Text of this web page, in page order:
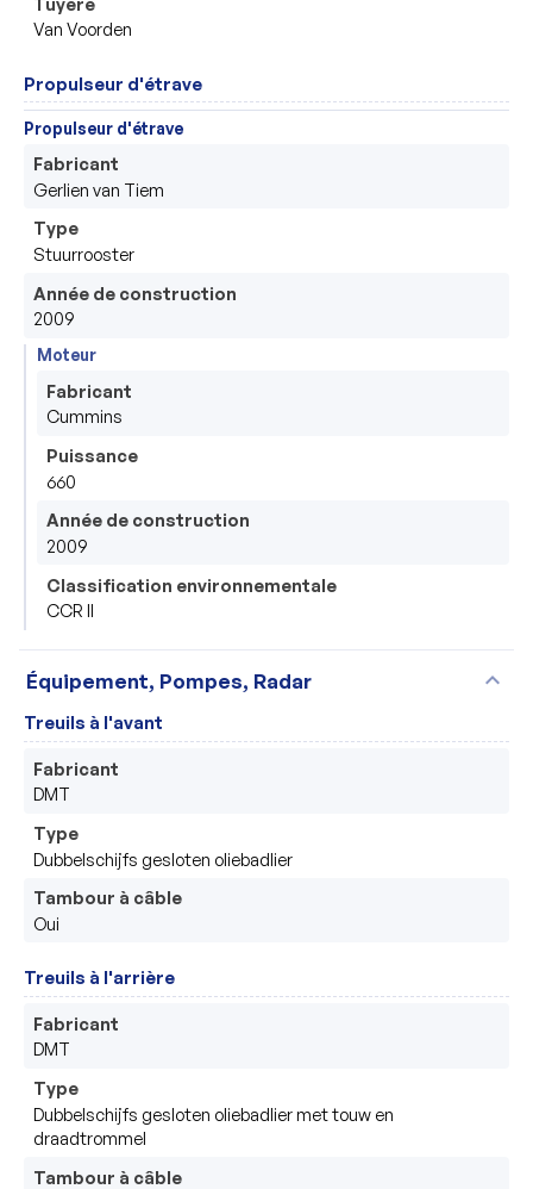
Van Voorden
Propulseur d'étrave
Propulseur d'étrave
Fabricant
Gerlien van Tiem
Type
Stuurrooster
Année de construction
2009
Moteur
Fabricant
Cummins
Puissance
660
Année de construction
2009
Classification environnementale
CCR II
Équipement, Pompes, Radar expand_more
Treuils à l'avant
Fabricant
DMT
Type
Dubbelschijfs gesloten oliebadlier
Tambour à câble
Oui
Treuils à l'arrière
Fabricant
DMT
Type
Dubbelschijfs gesloten oliebadlier met touw en
draadtrommel
Tambour à câble